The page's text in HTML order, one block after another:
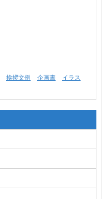
挨拶文例 企画書
イラス